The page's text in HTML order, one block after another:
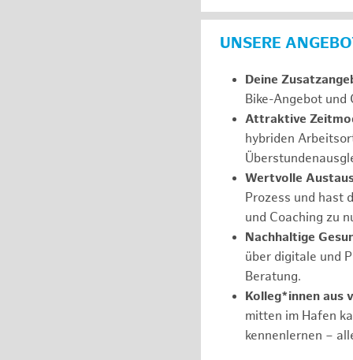
UNSERE
Deine
Bike-Angebot
Attraktive
hybriden
Wertvolle
Prozess und hast
und Coaching zu
Nachhaltige
über digitale und
Beratung.
Kolleg*innen aus
mitten im Hafen
kennenlernen –